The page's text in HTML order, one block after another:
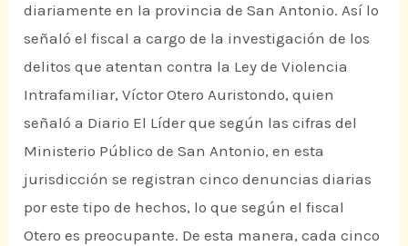
diariamente en la provincia de San Antonio. Así lo
señaló el fiscal a cargo de la investigación de los
delitos que atentan contra la Ley de Violencia
Intrafamiliar, Víctor Otero Auristondo, quien
señaló a Diario El Líder que según las cifras del
Ministerio Público de San Antonio, en esta
jurisdicción se registran cinco denuncias diarias
por este tipo de hechos, lo que según el fiscal
Otero es preocupante. De esta manera, cada cinco